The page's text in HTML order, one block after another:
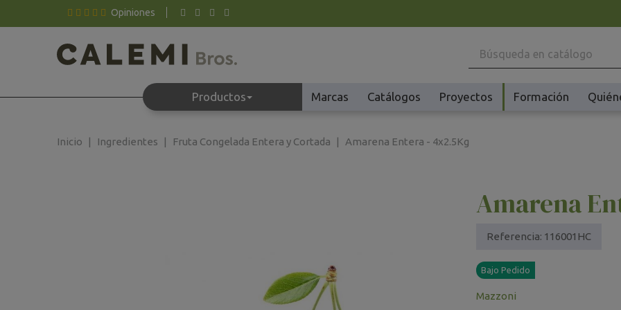
Opiniones
Productos
Maquinaria
Fundidores Chocolate
Marcas Catálogos Proyectos Formación
Inicio Ingredientes Fruta Congelada Entera y Cortada Amarena Entera - 4x2.5Kg
Amarena
Referencia: 116001HC
Bajo Pedido
Mazzoni